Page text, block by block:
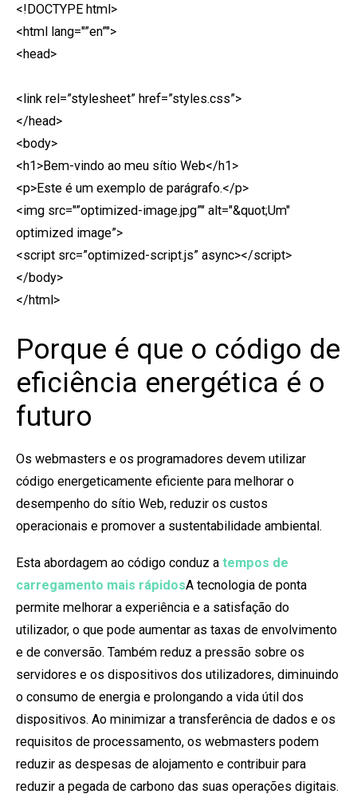
<!DOCTYPE html>
<html lang="”en”">
<head>
<link rel=”stylesheet” href=”styles.css”>
</head>
<body>
<h1>Bem-vindo ao meu sítio Web</h1>
<p>Este é um exemplo de parágrafo.</p>
<img src="”optimized-image.jpg”" alt="&quot;Um"
optimized image”>
<script src=”optimized-script.js” async></script>
</body>
</html>
Porque é que o código de
eficiência energética é o
futuro
Os webmasters e os programadores devem utilizar
código energeticamente eficiente para melhorar o
desempenho do sítio Web, reduzir os custos
operacionais e promover a sustentabilidade ambiental.
Esta abordagem ao código conduz a tempos de
carregamento mais rápidosA tecnologia de ponta
permite melhorar a experiência e a satisfação do
utilizador, o que pode aumentar as taxas de envolvimento
e de conversão. Também reduz a pressão sobre os
servidores e os dispositivos dos utilizadores, diminuindo
o consumo de energia e prolongando a vida útil dos
dispositivos. Ao minimizar a transferência de dados e os
requisitos de processamento, os webmasters podem
reduzir as despesas de alojamento e contribuir para
reduzir a pegada de carbono das suas operações digitais.